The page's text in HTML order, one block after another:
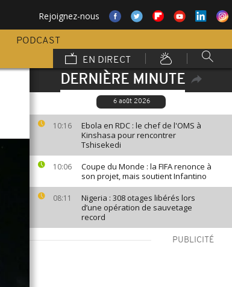
Rejoignez-nous
PODCAST
EN DIRECT
DERNIÈRE MINUTE
6 août 2026
10:16
Ebola en RDC : le chef de l'OMS à
Kinshasa pour rencontrer
Tshisekedi
10:06
Coupe du Monde : la FIFA renonce à
son projet, mais soutient Infantino
08:11
Nigeria : 308 otages libérés lors
d’une opération de sauvetage
record
PUBLICITÉ